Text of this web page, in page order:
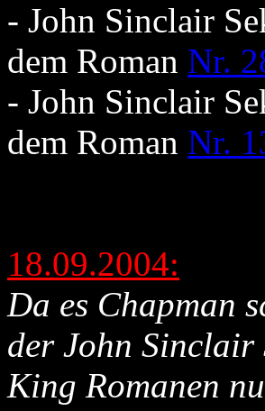
- John Sinclair
dem Roman Nr.
- John Sinclair
dem Roman Nr.
18.09.2004:
Da es Chapman
der John Sinclair
King Romanen